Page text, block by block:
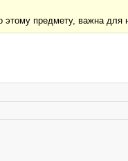
этому предмету, важна